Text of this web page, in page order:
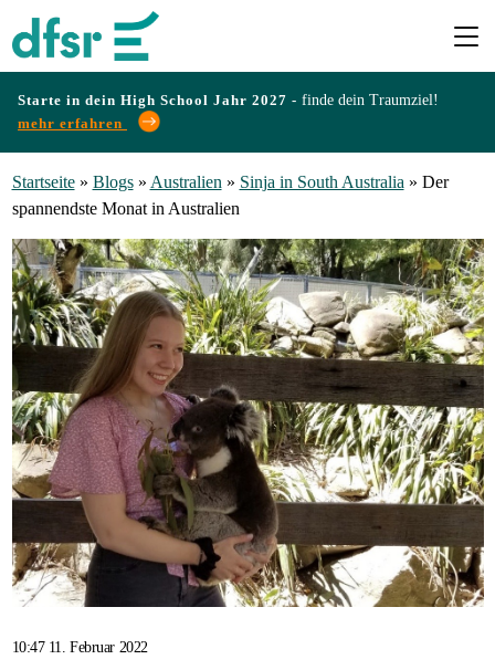
Starte in dein High School Jahr 2027 - finde dein Traumziel!
mehr erfahren
Programme
Infos
&
Erfahrungen
Preise
Gastfamilie
werden
Startseite» Blogs» Australien» Sinja in South Australia» Der
spannendste Monat in Australien
10:47 11. Februar 2022